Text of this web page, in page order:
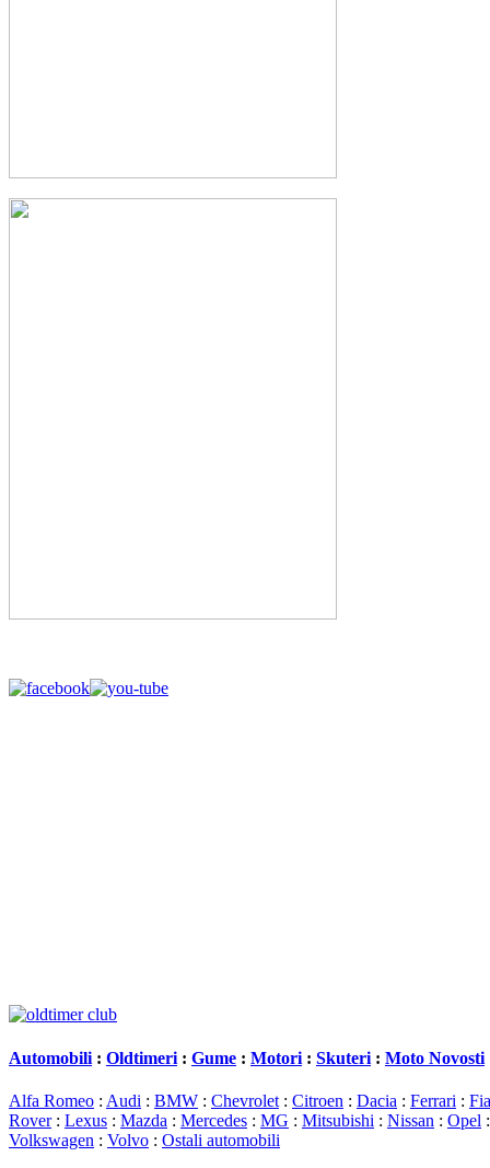
Automobili : Oldtimeri : Gume : Motori : Skuteri : Moto Novosti
Alfa Romeo : Audi : BMW : Chevrolet : Citroen : Dacia : Ferrari :
Rover: Lexus : Mazda : Mercedes : MG : Mitsubishi : Nissan : Opel
Volkswagen : Volvo : Ostali automobili